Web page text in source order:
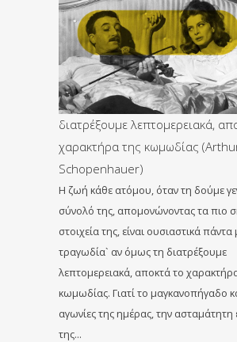
διατρέξουμε λεπτομερειακά,
χαρακτήρα της κωμωδίας
Schopenhauer)
Η ζωή κάθε ατόμου, όταν τη δούμε
σύνολό της, απομονώνοντας τα πιο
στοιχεία της, είναι ουσιαστικά πάντα
τραγωδία` αν όμως τη διατρέξουμε
λεπτομερειακά, αποκτά το
κωμωδίας. Γιατί το μαγκανοπήγαδο
αγωνίες της ημέρας, την ασταμάτητη
της…